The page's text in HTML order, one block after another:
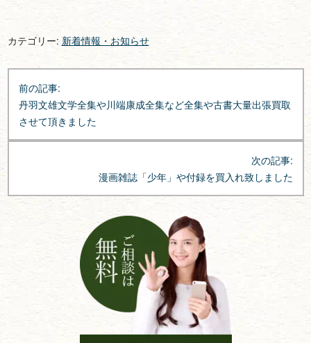
カテゴリー: 新着情報・お知らせ
投
稿
ナ
ビ
シ
ョ
前の記事:
丹羽文雄文学全集や川端康成全集など全集や古書大量出張買取
させて頂きました
次の記事:
漫画雑誌「少年」や付録を買入れ致しました